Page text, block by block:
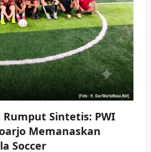
Sintetis: PWI
Memanaskan
Soccer